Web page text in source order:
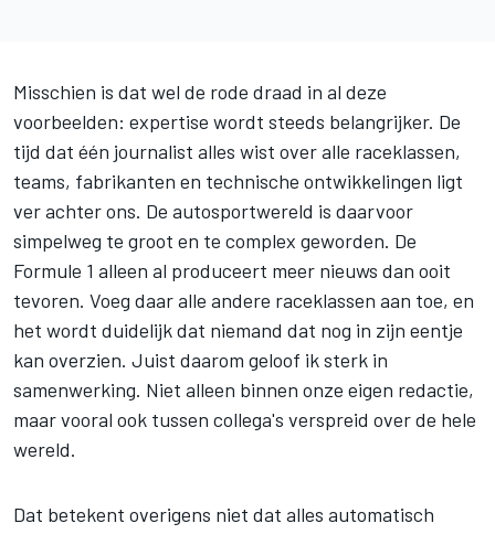
Misschien is dat wel de rode draad in al deze
voorbeelden: expertise wordt steeds belangrijker. De
tijd dat één journalist alles wist over alle raceklassen,
teams, fabrikanten en technische ontwikkelingen ligt
ver achter ons. De autosportwereld is daarvoor
simpelweg te groot en te complex geworden. De
Formule 1 alleen al produceert meer nieuws dan ooit
tevoren. Voeg daar alle andere raceklassen aan toe, en
het wordt duidelijk dat niemand dat nog in zijn eentje
kan overzien. Juist daarom geloof ik sterk in
samenwerking. Niet alleen binnen onze eigen redactie,
maar vooral ook tussen collega's verspreid over de hele
wereld.
Dat betekent overigens niet dat alles automatisch